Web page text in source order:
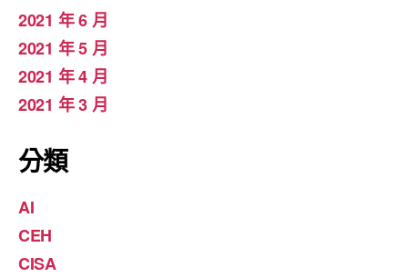
2021 年 6 月
2021 年 5 月
2021 年 4 月
2021 年 3 月
分類
AI
CEH
CISA